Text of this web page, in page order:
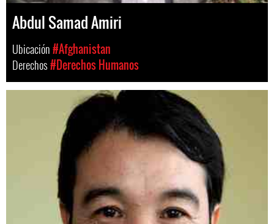
Abdul Samad Amiri
Ubicación#Afghanistan
Derechos#Derechos Humanos